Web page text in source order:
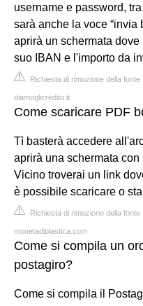
username e password,
sarà anche la voce “invia
aprirà un schermata
suo IBAN e l'importo da
Richiesta di rimozione della fonte
diamoglicredito.it
Come scaricare PDF
Tì basterà accedere
aprirà una schermata
Vicino troverai un link
è possibile scaricare o
Richiesta di rimozione della fonte
monetadiplastica.com
Come si compila un
postagiro?
Come si compila il